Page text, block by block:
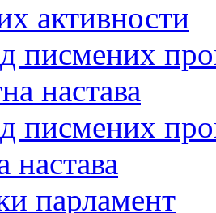
активности
писмених
настава
писмених
настава
парламент